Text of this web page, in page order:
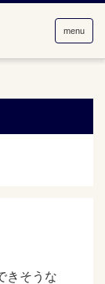
menu
きそうな